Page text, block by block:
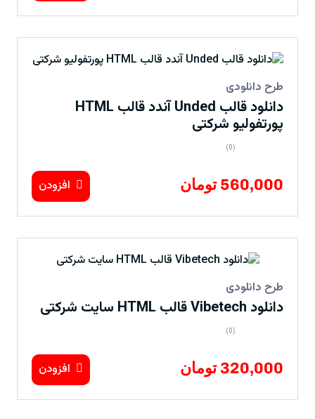
طرح دانلودی
دانلود قالب Unded آندد قالب HTML
پورتفولیو شرکتی
(0)
560,000 تومان افزودن
طرح دانلودی
دانلود Vibetech قالب HTML سایت شرکتی
(0)
320,000 تومان افزودن